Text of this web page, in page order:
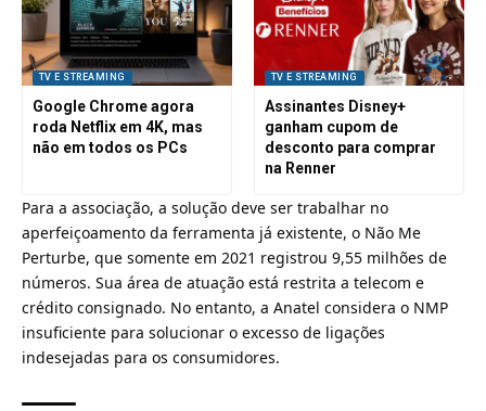
TV E STREAMING
Google Chrome agora
roda Netflix em 4K, mas
não em todos os PCs
TV E STREAMING
Assinantes Disney+
ganham cupom de
desconto para comprar
na Renner
Para a associação, a solução deve ser trabalhar no
aperfeiçoamento da ferramenta já existente, o Não Me
Perturbe, que somente em 2021 registrou 9,55 milhões de
números. Sua área de atuação está restrita a telecom e
crédito consignado. No entanto, a Anatel considera o NMP
insuficiente para solucionar o excesso de ligações
indesejadas para os consumidores.